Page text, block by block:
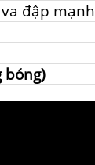
đập mạnh
bóng)